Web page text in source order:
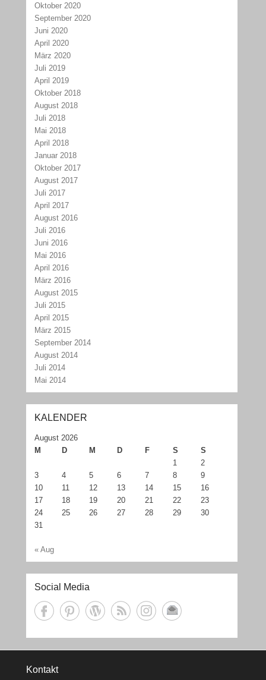
Oktober 2020
September 2020
Juni 2020
April 2020
März 2020
Juli 2019
April 2019
Oktober 2018
August 2018
Juli 2018
Mai 2018
April 2018
Januar 2018
Oktober 2017
August 2017
Juli 2017
April 2017
August 2016
Juli 2016
Juni 2016
Mai 2016
April 2016
März 2016
August 2015
Juli 2015
April 2015
März 2015
September 2014
August 2014
Juli 2014
Mai 2014
KALENDER
August 2026
M
D M D F S
S
1
2
3
4 5 6 7 8
9
10
11 12 13 14 15
16
17
18 19 20 21 22
23
24
25 26 27 28 29
30
31
« Aug
Social Media
Kontakt